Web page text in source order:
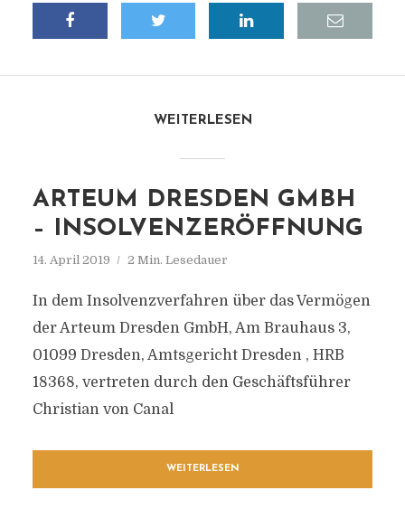
WEITERLESEN
ARTEUM DRESDEN GMBH
– INSOLVENZERÖFFNUNG
14. April 2019 2 Min. Lesedauer
In dem Insolvenzverfahren über das Vermögen
der Arteum Dresden GmbH, Am Brauhaus 3,
01099 Dresden, Amtsgericht Dresden , HRB
18368, vertreten durch den Geschäftsführer
Christian von Canal
WEITERLESEN